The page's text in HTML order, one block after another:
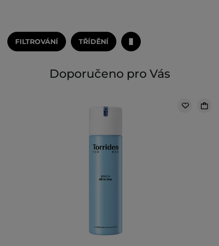
FILTROVÁNÍ TŘÍDĚNÍ
Doporučeno pro Vás